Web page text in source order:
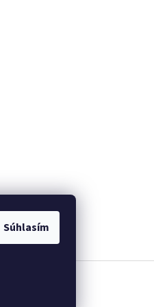
Súhlasím